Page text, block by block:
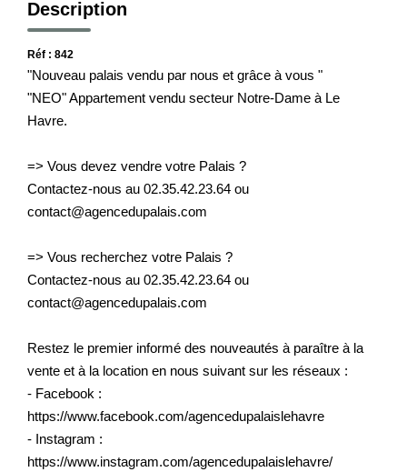
Description
Réf : 842
"Nouveau palais vendu par nous et grâce à vous "
"NEO" Appartement vendu secteur Notre-Dame à Le
Havre.
=> Vous devez vendre votre Palais ?
Contactez-nous au 02.35.42.23.64 ou
contact@agencedupalais.com
=> Vous recherchez votre Palais ?
Contactez-nous au 02.35.42.23.64 ou
contact@agencedupalais.com
Restez le premier informé des nouveautés à paraître à la
vente et à la location en nous suivant sur les réseaux :
- Facebook :
https://www.facebook.com/agencedupalaislehavre
- Instagram :
https://www.instagram.com/agencedupalaislehavre/